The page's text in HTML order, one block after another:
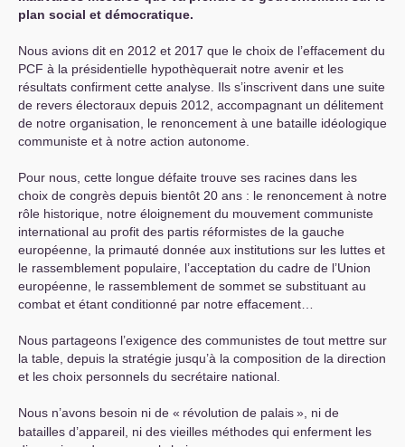
plan social et démocratique.
Nous avions dit en 2012 et 2017 que le choix de l’effacement du
PCF à la présidentielle hypothèquerait notre avenir et les
résultats confirment cette analyse. Ils s’inscrivent dans une suite
de revers électoraux depuis 2012, accompagnant un délitement
de notre organisation, le renoncement à une bataille idéologique
communiste et à notre action autonome.
Pour nous, cette longue défaite trouve ses racines dans les
choix de congrès depuis bientôt 20 ans : le renoncement à notre
rôle historique, notre éloignement du mouvement communiste
international au profit des partis réformistes de la gauche
européenne, la primauté donnée aux institutions sur les luttes et
le rassemblement populaire, l’acceptation du cadre de l’Union
européenne, le rassemblement de sommet se substituant au
combat et étant conditionné par notre effacement…
Nous partageons l’exigence des communistes de tout mettre sur
la table, depuis la stratégie jusqu’à la composition de la direction
et les choix personnels du secrétaire national.
Nous n’avons besoin ni de « révolution de palais», ni de
batailles d’appareil, ni des vieilles méthodes qui enferment les